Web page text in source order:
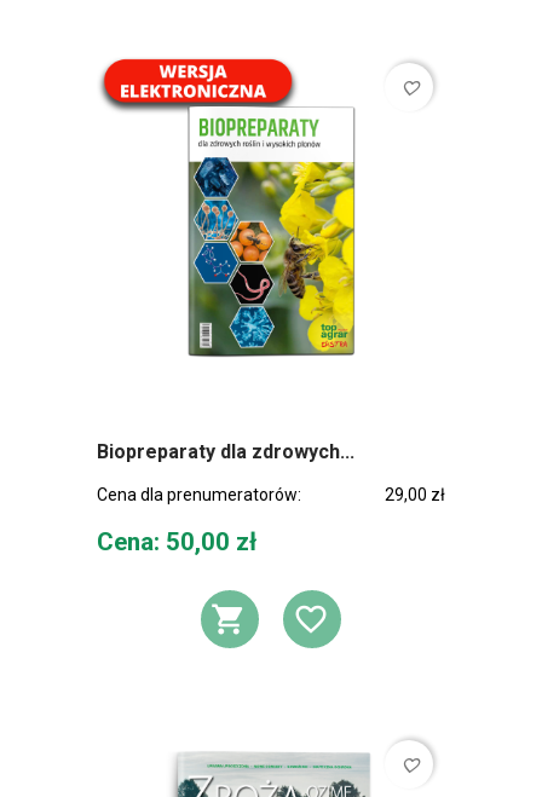
favorite_border
Biopreparaty dla zdrowych...
Cena dla prenumeratorów: 29,00 zł
Cena
Cena: 50,00 zł
DODAJ DO
DODAJ DO
favorite_border